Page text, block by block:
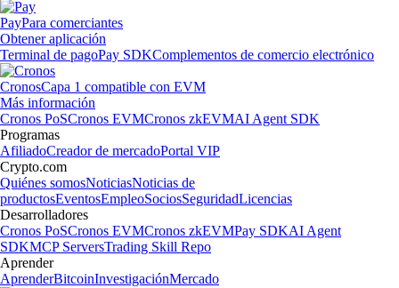
PayPara comerciantes
Obtener aplicación
Terminal de pagoPay SDKComplementos de comercio electrónico
CronosCapa 1 compatible con EVM
Más información
Cronos PoSCronos EVMCronos zkEVMAI Agent SDK
Programas
AfiliadoCreador de mercadoPortal VIP
Crypto.com
Quiénes somosNoticiasNoticias de
productosEventosEmpleoSociosSeguridadLicencias
Desarrolladores
Cronos PoSCronos EVMCronos zkEVMPay SDKAI Agent
SDKMCP ServersTrading Skill Repo
Aprender
AprenderBitcoinInvestigaciónMercado